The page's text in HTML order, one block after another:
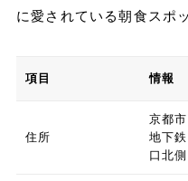
に愛されている朝食スポ
項目 情報
住所
京都
地下
口北